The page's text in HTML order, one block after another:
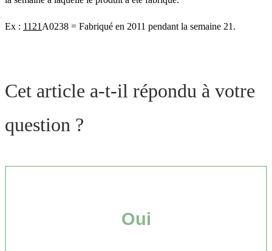
Ex : 1121 A0238 = Fabriqué en 2011 pendant la semaine 21.
Cet article a-t-il répondu à votre
question ?
Oui